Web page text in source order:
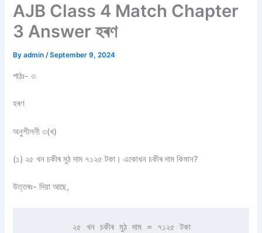
AJB Class 4 Match Chapter
3 Answer হৰণ
Byadmin/September 9, 2024
পাঠঃ- ৩
হৰণ
অনুশীলনী ৩(খ)
(১) ২৫ খন চকীৰ মুঠ দাম ৭১২৫ টকা। একোখন চকীৰ দাম কিমান?
উত্তৰঃ- দিয়া আছে,